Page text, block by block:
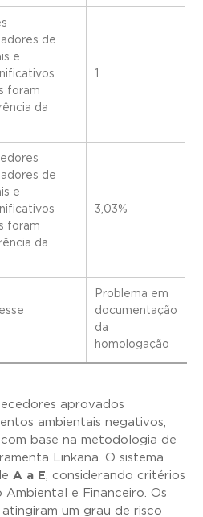
de
e
foram
da
de
e
foram
da
3,03%
Problema em
documentação
da
homologação
aprovados
ambientais negativos,
base na metodologia de
Linkana. O sistema
A a E , considerando critérios
Ambiental e Financeiro. Os
um grau de risco